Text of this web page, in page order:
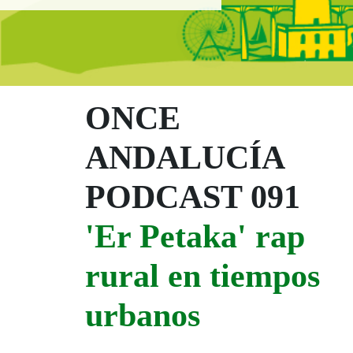
Boletín Noticias
ONCE
ANDALUCÍA
PODCAST 091
'Er Petaka' rap
rural en tiempos
urbanos